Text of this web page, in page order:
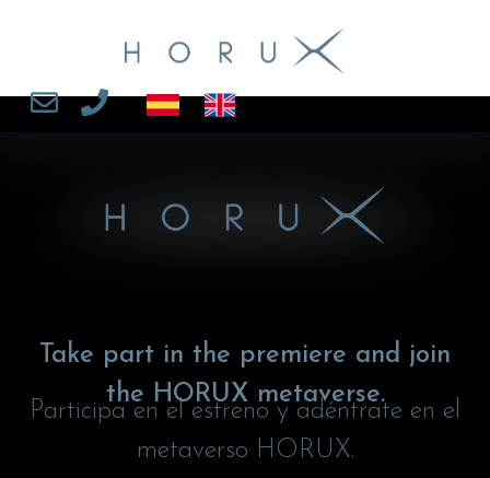
Take part in the premiere and join
the HORUX metaverse.
Participa en el estreno y adéntrate en el
metaverso HORUX.